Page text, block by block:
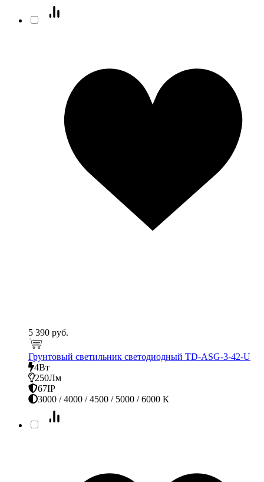
5 390 руб.
Грунтовый светильник светодиодный TD-ASG-3-42-U
4Вт
250Лм
67IP
3000 / 4000 / 4500 / 5000 / 6000 К